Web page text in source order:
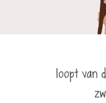
loopt van